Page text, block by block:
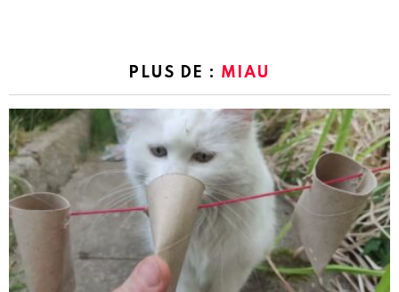
PLUS DE : MIAU